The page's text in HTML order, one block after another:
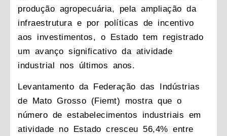
produção agropecuária, pela ampliação da
infraestrutura e por políticas de incentivo
aos investimentos, o Estado tem registrado
um avanço significativo da atividade
industrial nos últimos anos.
Levantamento da Federação das Indústrias
de Mato Grosso (Fiemt) mostra que o
número de estabelecimentos industriais em
atividade no Estado cresceu 56,4% entre